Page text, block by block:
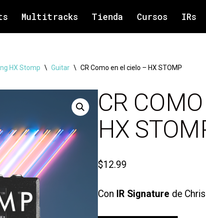
Multitracks Tienda Cursos IRs
HX Stomp \ Guitar \ CR Como en el cielo – HX STOMP
CR
HX
$12.99
Con IR Signature de